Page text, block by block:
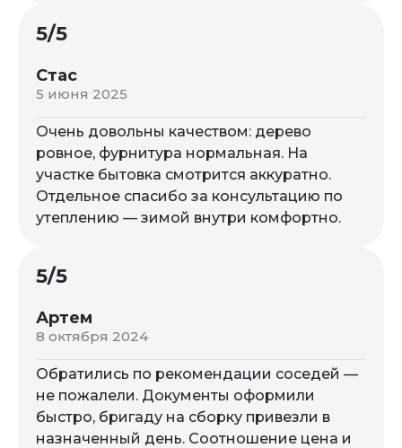
5/5
Стас
5 июня 2025
Очень довольны качеством: дерево
ровное, фурнитура нормальная. На
участке бытовка смотрится аккуратно.
Отдельное спасибо за консультацию по
утеплению — зимой внутри комфортно.
5/5
Артем
8 октября 2024
Обратились по рекомендации соседей —
не пожалели. Документы оформили
быстро, бригаду на сборку привезли в
назначенный день. Соотношение цена и